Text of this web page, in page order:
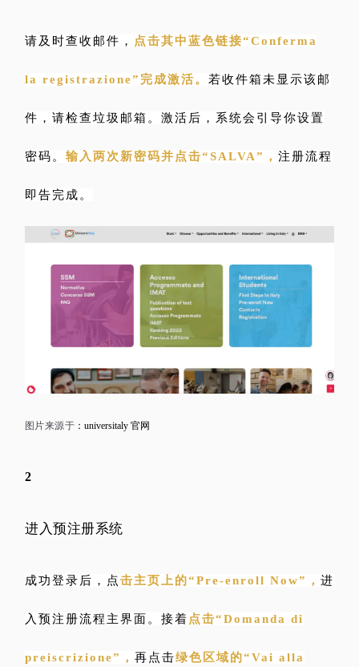
请及时查收邮件， 点击其中蓝色链接“Conferma
la registrazione”完成激活。 若收件箱未显示该邮
件，请检查垃圾邮箱。激活后，系统会引导你设置
密码。 输入两次新密码并点击“SALVA”， 注册流程
即告完成。
图片来源于 ：universitaly 官网
2
进入预注册系统
成功登录后，点击主页上的“Pre-enroll Now”， 进
入预注册流程主界面。接着 点击“Domanda di
preiscrizione”， 再点击绿色区域的“Vai alla